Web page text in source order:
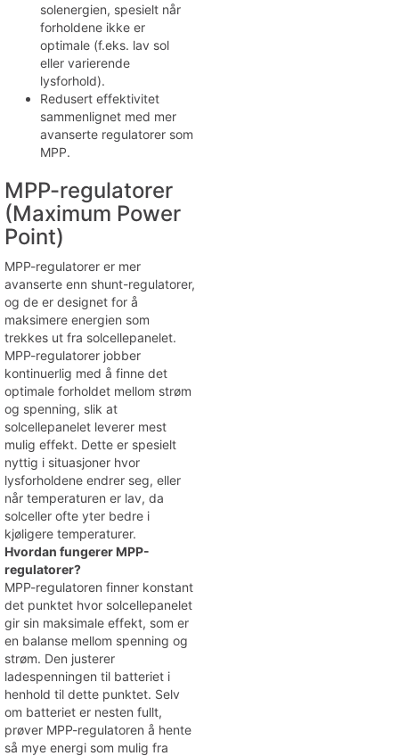
solenergien, spesielt når
forholdene ikke er
optimale (f.eks. lav sol
eller varierende
lysforhold).
Redusert effektivitet
sammenlignet med mer
avanserte regulatorer som
MPP.
MPP-regulatorer
(Maximum Power
Point)
MPP-regulatorer er mer
avanserte enn shunt-regulatorer,
og de er designet for å
maksimere energien som
trekkes ut fra solcellepanelet.
MPP-regulatorer jobber
kontinuerlig med å finne det
optimale forholdet mellom strøm
og spenning, slik at
solcellepanelet leverer mest
mulig effekt. Dette er spesielt
nyttig i situasjoner hvor
lysforholdene endrer seg, eller
når temperaturen er lav, da
solceller ofte yter bedre i
kjøligere temperaturer.
Hvordan fungerer MPP-
regulatorer?
MPP-regulatoren finner konstant
det punktet hvor solcellepanelet
gir sin maksimale effekt, som er
en balanse mellom spenning og
strøm. Den justerer
ladespenningen til batteriet i
henhold til dette punktet. Selv
om batteriet er nesten fullt,
prøver MPP-regulatoren å hente
så mye energi som mulig fra